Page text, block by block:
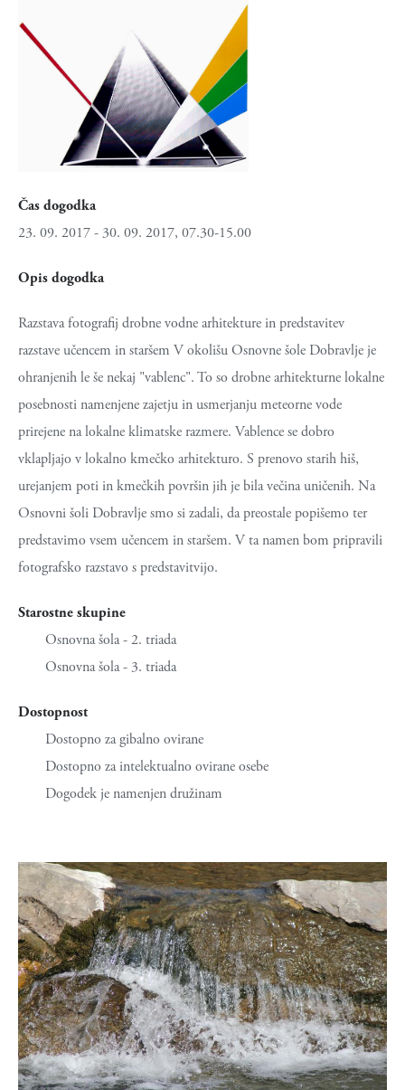
Čas dogodka
23. 09. 2017 - 30. 09. 2017, 07.30-15.00
Opis dogodka
Razstava fotografij drobne vodne arhitekture in predstavitev
razstave učencem in staršem V okolišu Osnovne šole Dobravlje je
ohranjenih le še nekaj "vablenc". To so drobne arhitekturne lokalne
posebnosti namenjene zajetju in usmerjanju meteorne vode
prirejene na lokalne klimatske razmere. Vablence se dobro
vklapljajo v lokalno kmečko arhitekturo. S prenovo starih hiš,
urejanjem poti in kmečkih površin jih je bila večina uničenih. Na
Osnovni šoli Dobravlje smo si zadali, da preostale popišemo ter
predstavimo vsem učencem in staršem. V ta namen bom pripravili
fotografsko razstavo s predstavitvijo.
Starostne skupine
Osnovna šola - 2. triada
Osnovna šola - 3. triada
Dostopnost
Dostopno za gibalno ovirane
Dostopno za intelektualno ovirane osebe
Dogodek je namenjen družinam